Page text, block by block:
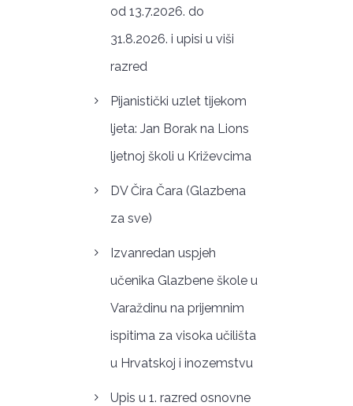
od 13.7.2026. do
31.8.2026. i upisi u viši
razred
Pijanistički uzlet tijekom
ljeta: Jan Borak na Lions
ljetnoj školi u Križevcima
DV Čira Čara (Glazbena
za sve)
Izvanredan uspjeh
učenika Glazbene škole u
Varaždinu na prijemnim
ispitima za visoka učilišta
u Hrvatskoj i inozemstvu
Upis u 1. razred osnovne